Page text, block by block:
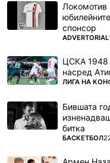
Локомотив
спонсор
ПОВЕЧЕ ОТ
ADVERTORIAL
ЦСКА 1948
насред
ПОВЕЧЕ ОТ
ЛИГА НА
Бившата
битка
ПОВЕЧЕ ОТ
БАСКЕТБОЛ